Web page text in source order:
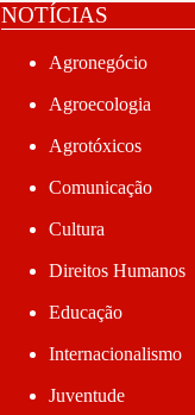
NOTÍCIAS
Agronegócio
Agroecologia
Agrotóxicos
Comunicação
Cultura
Direitos Humanos
Educação
Internacionalismo
Juventude